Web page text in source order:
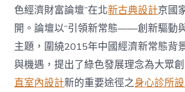
色經濟財富論壇”在北新古典設計京國
開。論壇以“引領新常態——創新驅動
主題，圍繞2015年中國經濟新常態背
與機遇，提出了綠色發展理念為大眾
直室內設計新的重要途徑之身心診所